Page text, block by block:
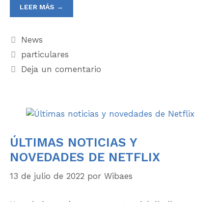
LEER MÁS →
News
particulares
Deja un comentario
ÚLTIMAS NOTICIAS Y
NOVEDADES DE NETFLIX
13 de julio de 2022 por Wibaes